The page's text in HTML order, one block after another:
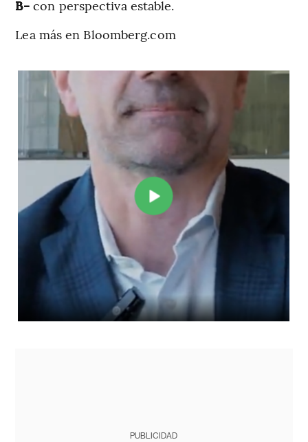
B-con perspectiva estable.
Lea más en Bloomberg.com
PUBLICIDAD